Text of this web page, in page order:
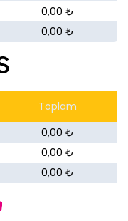
0,00 ₺
0,00 ₺
Toplam
0,00 ₺
0,00 ₺
0,00 ₺